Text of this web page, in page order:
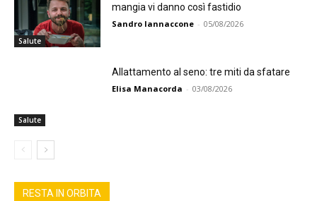
Salute
mangia vi danno così fastidio
Sandro Iannaccone - 05/08/2026
Salute
Allattamento al seno: tre miti da sfatare
Elisa Manacorda - 03/08/2026
RESTA IN ORBITA